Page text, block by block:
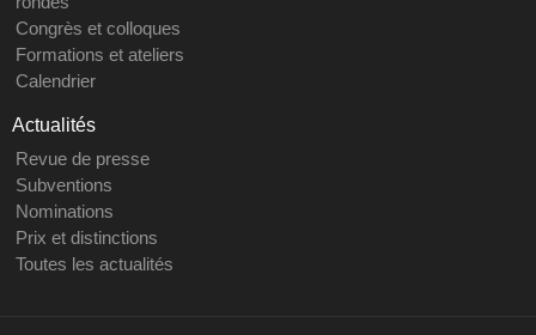
Congrès et colloques
Formations et ateliers
Calendrier
Actualités
Revue de presse
Subventions
Nominations
Prix et distinctions
Toutes les actualités